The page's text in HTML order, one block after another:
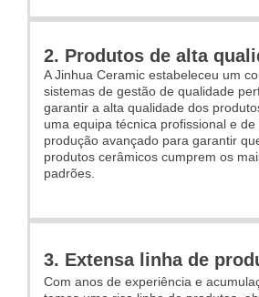
2. Produtos de alta
A Jinhua Ceramic estabeleceu um
sistemas de gestão de qualidade
garantir a alta qualidade dos
uma equipa técnica profissional e
produção avançado para garantir
produtos cerâmicos cumprem os
padrões.
3. Extensa linha de
Com anos de experiência e